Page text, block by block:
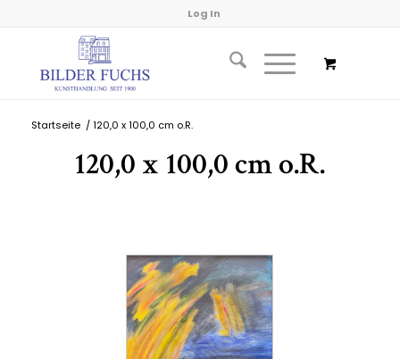
Log In
Startseite / 120,0 x 100,0 cm o.R.
120,0 x 100,0 cm o.R.